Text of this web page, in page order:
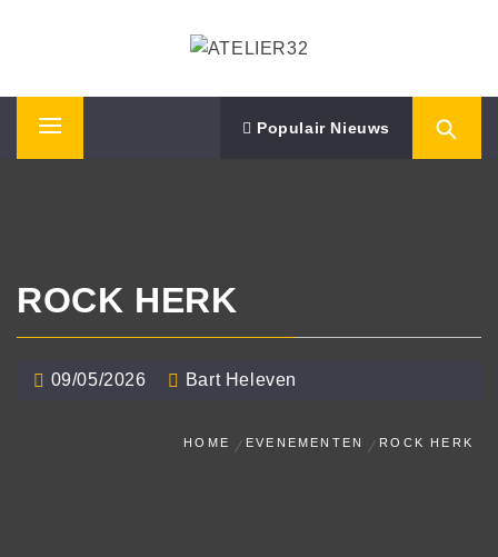
Primary
Populair Nieuws
ROCK HERK
09/05/2026 Bart Heleven
HOME EVENEMENTEN ROCK HERK